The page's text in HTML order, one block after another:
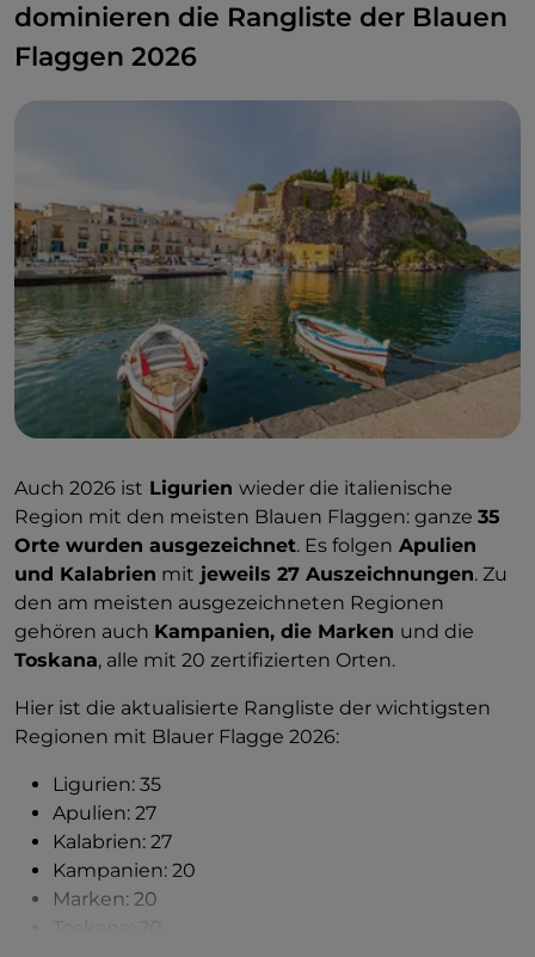
dominieren die Rangliste der Blauen
Flaggen 2026
Auch 2026 ist Ligurien wieder die italienische
Region mit den meisten Blauen Flaggen: ganze 35
Orte wurden ausgezeichnet. Es folgen Apulien
und Kalabrien mit jeweils 27 Auszeichnungen. Zu
den am meisten ausgezeichneten Regionen
gehören auch Kampanien, die Marken und die
Toskana, alle mit 20 zertifizierten Orten.
Hier ist die aktualisierte Rangliste der wichtigsten
Regionen mit Blauer Flagge 2026:
Ligurien: 35
Apulien: 27
Kalabrien: 27
Kampanien: 20
Marken: 20